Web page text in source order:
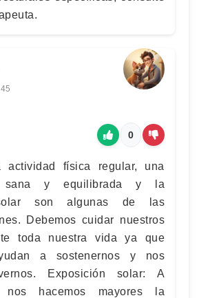
0
actividad física regular, una
sana y equilibrada y la
son algunas de las
Debemos cuidar nuestros
toda nuestra vida ya que
a sostenernos y nos
Exposición solar: A
nos hacemos mayores la